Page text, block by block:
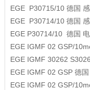
EGE P30715/10 德国
EGE P30714/10 德国
EGE P30714/10 德国
EGE IGMF 02 GSP/
EGE IGMF 30262
EGE IGMF 02 GSP 德国
EGE IGMF 02 GSP/